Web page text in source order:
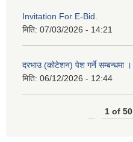
Invitation For E-Bid.
मिति: 07/03/2026 - 14:21
दरभाउ (कोटेशन) पेश गर्ने सम्बन्धमा ।
मिति: 06/12/2026 - 12:44
1 of 50